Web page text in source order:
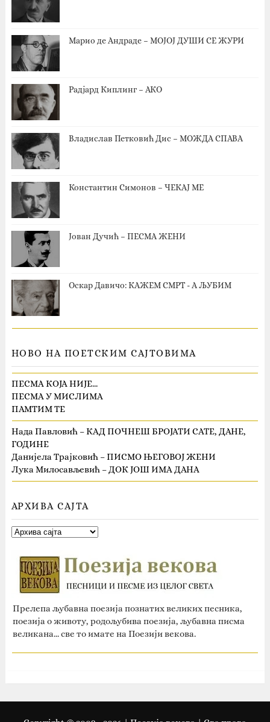
Марио де Андраде – МОЈОЈ ДУШИ СЕ ЖУРИ
Радјард Киплинг – АКО
Владислав Петковић Дис – МОЖДА СПАВА
Константин Симонов – ЧЕКАЈ МЕ
Јован Дучић – ПЕСМА ЖЕНИ
Оскар Давичо‎: КАЖЕМ СМРТ - А ЉУБИМ
НОВО НА ПОЕТСКИМ САЈТОВИМА
ПЕСМА КОЈА НИЈЕ…
ПЕСМА У МИСЛИМА
ПАМТИМ ТЕ
Нада Павловић – КАД ПОЧНЕШ БРОЈАТИ САТЕ, ДАНЕ,
ГОДИНЕ
Данијела Трајковић – ПИСМО ЊЕГОВОЈ ЖЕНИ
Лука Милосављевић – ДОК ЈОШ ИМА ДАНА
АРХИВА САЈТА
Прелепа љубавна поезија познатих великих песника,
поезија о животу, родољубива поезија, љубавна писма
великана... све то имате на Поезији векова.